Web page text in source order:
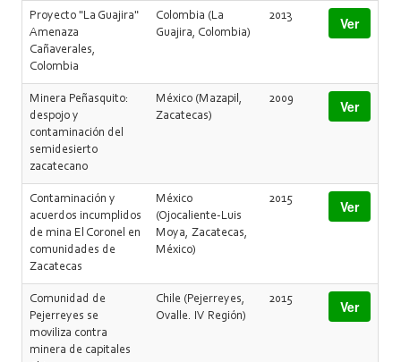
Proyecto "La Guajira"
Amenaza
Cañaverales,
Colombia
Colombia (La
Guajira, Colombia)
2013 Ver
Minera Peñasquito:
despojo y
contaminación del
semidesierto
zacatecano
México (Mazapil,
Zacatecas)
2009 Ver
Contaminación y
acuerdos incumplidos
de mina El Coronel en
comunidades de
Zacatecas
México
(Ojocaliente-Luis
Moya, Zacatecas,
México)
2015 Ver
Comunidad de
Pejerreyes se
moviliza contra
minera de capitales
Chile (Pejerreyes,
Ovalle. IV Región)
2015 Ver